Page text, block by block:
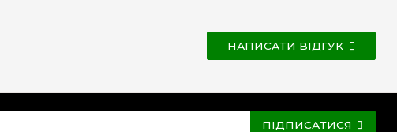
НАПИСАТИ ВІДГУК
ПІДПИСАТИСЯ